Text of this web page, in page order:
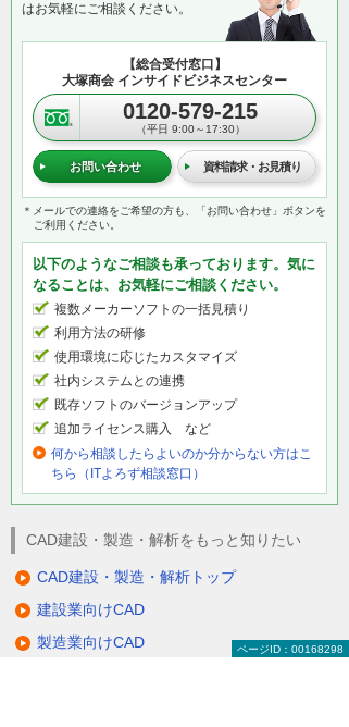
はお気軽にご相談ください。
【総合受付窓口】
大塚商会 インサイドビジネスセンター
0120-579-215
（平日 9:00～17:30）
お問い合わせ 資料請求・お見積り
＊メールでの連絡をご希望の方も、「お問い合わせ」ボタンを
ご利用ください。
以下のようなご相談も承っております。気に
なることは、お気軽にご相談ください。
複数メーカーソフトの一括見積り
利用方法の研修
使用環境に応じたカスタマイズ
社内システムとの連携
既存ソフトのバージョンアップ
追加ライセンス購入 など
何から相談したらよいのか分からない方はこ
ちら（ITよろず相談窓口）
CAD建設・製造・解析をもっと知りたい
CAD建設・製造・解析トップ
建設業向けCAD
製造業向けCAD
ページID：00168298